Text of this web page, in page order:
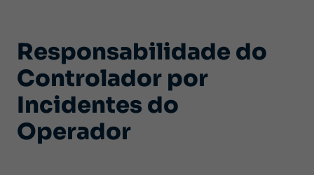
Responsabilidade do
Controlador por
Incidentes do
Operador